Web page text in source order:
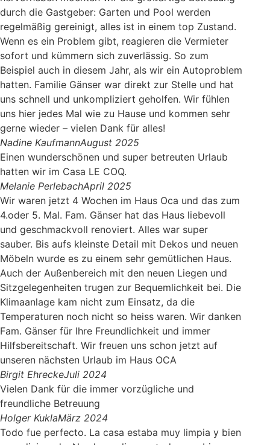
durch die Gastgeber: Garten und Pool werden
regelmäßig gereinigt, alles ist in einem top Zustand.
Wenn es ein Problem gibt, reagieren die Vermieter
sofort und kümmern sich zuverlässig. So zum
Beispiel auch in diesem Jahr, als wir ein Autoproblem
hatten. Familie Gänser war direkt zur Stelle und hat
uns schnell und unkompliziert geholfen. Wir fühlen
uns hier jedes Mal wie zu Hause und kommen sehr
gerne wieder – vielen Dank für alles!
Nadine KaufmannAugust 2025
Einen wunderschönen und super betreuten Urlaub
hatten wir im Casa LE COQ.
Melanie PerlebachApril 2025
Wir waren jetzt 4 Wochen im Haus Oca und das zum
4.oder 5. Mal. Fam. Gänser hat das Haus liebevoll
und geschmackvoll renoviert. Alles war super
sauber. Bis aufs kleinste Detail mit Dekos und neuen
Möbeln wurde es zu einem sehr gemütlichen Haus.
Auch der Außenbereich mit den neuen Liegen und
Sitzgelegenheiten trugen zur Bequemlichkeit bei. Die
Klimaanlage kam nicht zum Einsatz, da die
Temperaturen noch nicht so heiss waren. Wir danken
Fam. Gänser für Ihre Freundlichkeit und immer
Hilfsbereitschaft. Wir freuen uns schon jetzt auf
unseren nächsten Urlaub im Haus OCA
Birgit EhreckeJuli 2024
Vielen Dank für die immer vorzügliche und
freundliche Betreuung
Holger KuklaMärz 2024
Todo fue perfecto. La casa estaba muy limpia y bien